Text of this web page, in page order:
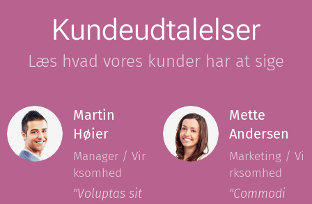
Kundeudtalelser
Læs hvad vores kunder har at sige
Martin
Høier
Manager / Vir
ksomhed
"Voluptas sit
Mette
Andersen
Marketing / Vi
rksomhed
"Commodi